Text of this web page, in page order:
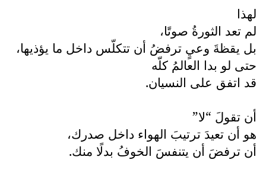
لهذا
لم تعد الثورةُ صوتًا،
بل يقظةَ وعيٍ ترفضُ أن تتكلّس داخل ما يؤذيها،
حتى لو بدا العالمُ كلّه
قد اتفق على النسيان.
أن تقولَ “لا”
هو أن تعيدَ ترتيبَ الهواء داخل صدرك،
أن ترفضَ أن يتنفسَ الخوفُ بدلًا منك.